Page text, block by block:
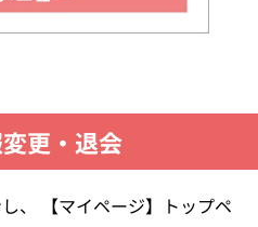
更・退会
、 【マイページ】トップペ